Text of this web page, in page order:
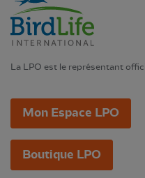
La LPO est le représentant
Mon Espace LPO
Boutique LPO